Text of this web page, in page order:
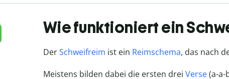
Wie funktioniert ein
DerSchweifreim ist ein Reimschema, das nach
Meistens bilden dabei die ersten drei Verse(a-a-